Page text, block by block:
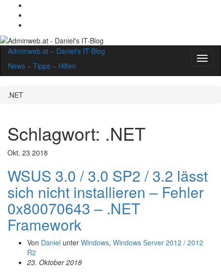
Adminweb.at – Daniel's IT-Blog
News – Tipps – Hilfen
.NET
Schlagwort: .NET
Okt. 23 2018
WSUS 3.0 / 3.0 SP2 / 3.2 lässt
sich nicht installieren – Fehler
0x80070643 – .NET
Framework
Von Daniel unter Windows, Windows Server 2012 / 2012
R2
23. Oktober 2018